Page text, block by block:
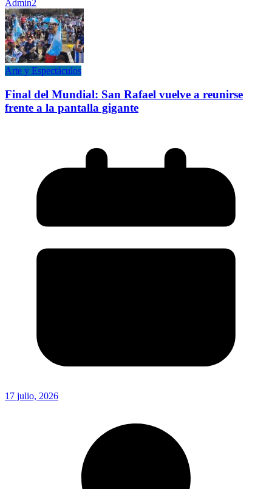
Admin2
Arte y Espectáculos
Final del Mundial: San Rafael vuelve a reunirse
frente a la pantalla gigante
17 julio, 2026